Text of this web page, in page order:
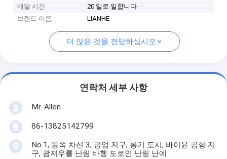
배달 시간
20 일로 일합니다
브랜드 이름
LIANHE
더 많은 것을 전망하십시오
연락처 세부 사항
Mr. Allen
86-13825142799
No.1, 동쪽 차선 3, 공업 지구, 롱기 도시, 바이윤 공항 지
구, 광저우를 난링 바헹 도로인 난링 난예